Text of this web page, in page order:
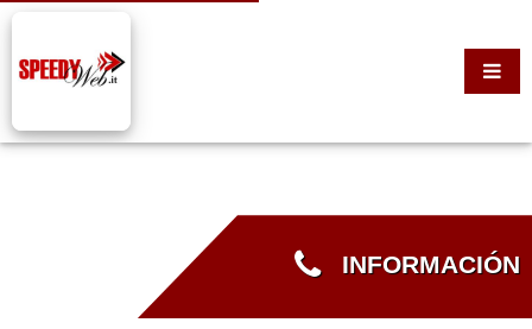
INFORMACIÓN